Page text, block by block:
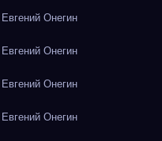
Онегин
Онегин
Онегин
Онегин